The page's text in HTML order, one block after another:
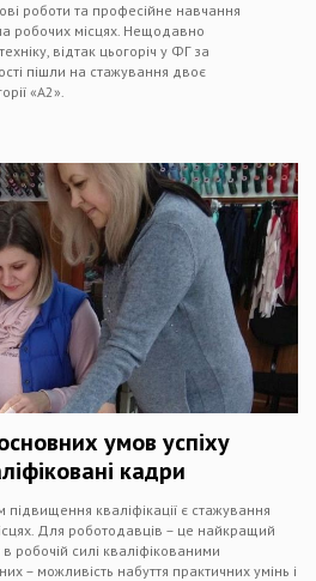
роботи та професійне навчання
робочих місцях. Нещодавно
відтак цьогоріч у ФГ за
пішли на стажування двоє
«А2».
умов успіху
кадри
кваліфікації є стажування
Для роботодавців – це найкращий
робочій силі кваліфікованими
– можливість набуття практичних умінь і